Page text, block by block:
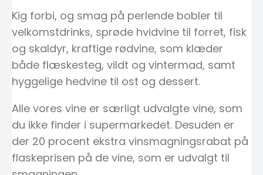
Kig forbi, og smag på perlende bobler til
velkomstdrinks, sprøde hvidvine til forret, fisk
og skaldyr, kraftige rødvine, som klæder
både flæskesteg, vildt og vintermad, samt
hyggelige hedvine til ost og dessert.
Alle vores vine er særligt udvalgte vine, som
du ikke finder i supermarkedet. Desuden er
der 20 procent ekstra vinsmagningsrabat på
flaskeprisen på de vine, som er udvalgt til